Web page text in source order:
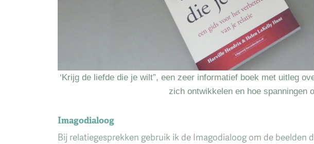
‘Krijg de liefde die je wilt”, een zeer informatief boek met uitleg
zich ontwikkelen en hoe spanningen
Imagodialoog
Bij relatiegesprekken gebruik ik de Imagodialoog om de